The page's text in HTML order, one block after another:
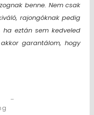
benne. Nem csak
rajongóknak pedig
ha eztán sem kedveled
garantálom, hogy